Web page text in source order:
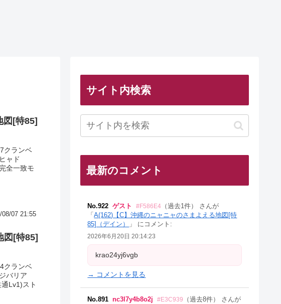
図[特85]
クランベ
ャド
全一致モ
08/07 21:55
図[特85]
クランベ
バリア
Lv1)スト
サイト内検索
最新のコメント
No.922 ゲスト #F586E4
（過去1件） さんが
「A(162)【C】沖縄のニャニャのさまよえる地図[特
85]（デイン）
」 にコメント:
2026年6月20日 20:14:23
krao24yj6vgb
→ コメントを見る
No.891 nc3l7y4b8o2j #E3C939
（過去8件） さんが